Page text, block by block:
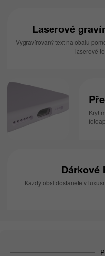
Laserové
Vygravírovaný text na obalu
laserové
Kryt
Dárkové
Každý obal dostanete v